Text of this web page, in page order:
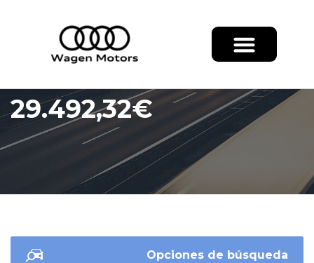
29.492,32€
Opciones de búsqueda